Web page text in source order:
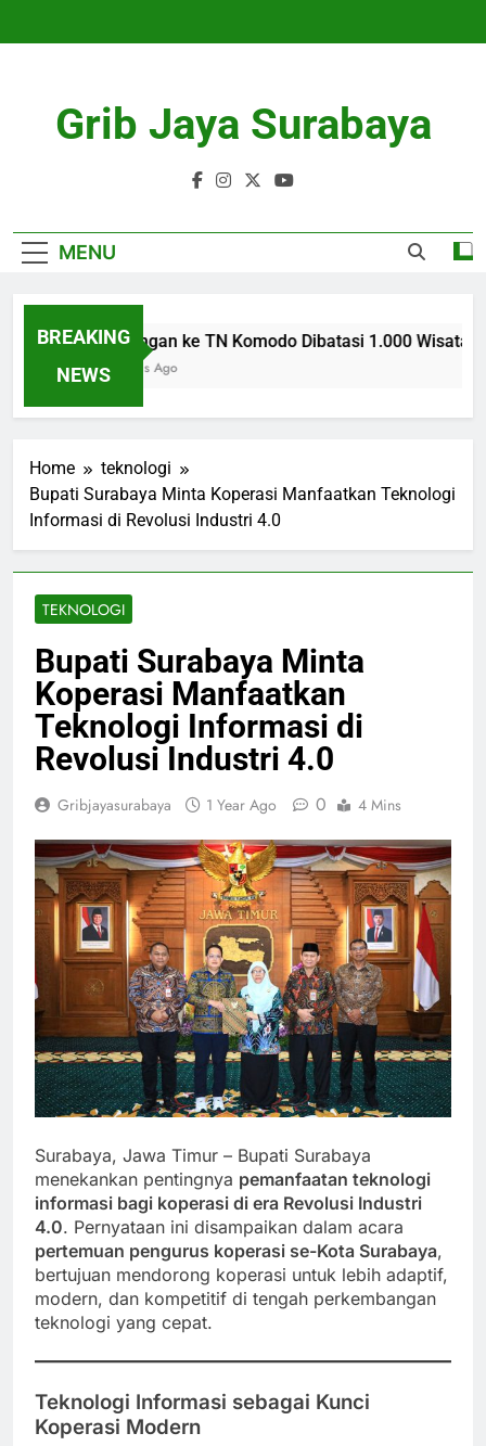
Grib Jaya Surabaya
MENU
BREAKING
NEWS
Kunjungan ke TN Komodo Dibatasi 1.000
4 Months Ago
Home
teknologi
Bupati Surabaya Minta Koperasi Manfaatkan Teknologi
Informasi di Revolusi Industri 4.0
TEKNOLOGI
Bupati Surabaya Minta
Koperasi Manfaatkan
Teknologi Informasi di
Revolusi Industri 4.0
Gribjayasurabaya 1 Year Ago 0 4 Mins
Surabaya, Jawa Timur – Bupati Surabaya
menekankan pentingnya pemanfaatan teknologi
informasi bagi koperasi di era Revolusi Industri
4.0. Pernyataan ini disampaikan dalam acara
pertemuan pengurus koperasi se-Kota Surabaya,
bertujuan mendorong koperasi untuk lebih adaptif,
modern, dan kompetitif di tengah perkembangan
teknologi yang cepat.
Teknologi Informasi sebagai Kunci
Koperasi Modern